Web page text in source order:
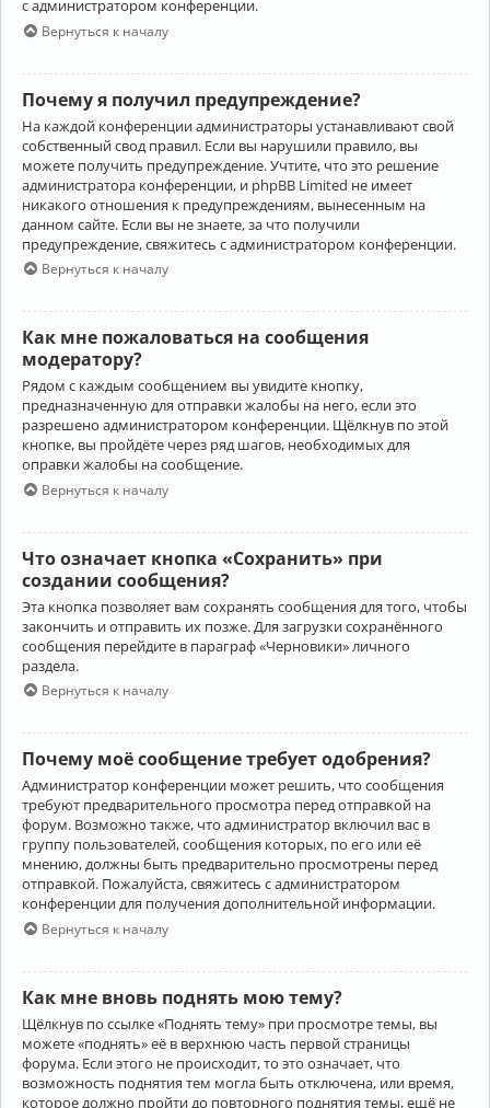
с администратором конференции.
Вернуться к началу
Почему я получил предупреждение?
На каждой конференции администраторы устанавливают свой
собственный свод правил. Если вы нарушили правило, вы
можете получить предупреждение. Учтите, что это решение
администратора конференции, и phpBB Limited не имеет
никакого отношения к предупреждениям, вынесенным на
данном сайте. Если вы не знаете, за что получили
предупреждение, свяжитесь с администратором конференции.
Вернуться к началу
Как мне пожаловаться на сообщения
модератору?
Рядом с каждым сообщением вы увидите кнопку,
предназначенную для отправки жалобы на него, если это
разрешено администратором конференции. Щёлкнув по этой
кнопке, вы пройдёте через ряд шагов, необходимых для
оправки жалобы на сообщение.
Вернуться к началу
Что означает кнопка «Сохранить» при
создании сообщения?
Эта кнопка позволяет вам сохранять сообщения для того, чтобы
закончить и отправить их позже. Для загрузки сохранённого
сообщения перейдите в параграф «Черновики» личного
раздела.
Вернуться к началу
Почему моё сообщение требует одобрения?
Администратор конференции может решить, что сообщения
требуют предварительного просмотра перед отправкой на
форум. Возможно также, что администратор включил вас в
группу пользователей, сообщения которых, по его или её
мнению, должны быть предварительно просмотрены перед
отправкой. Пожалуйста, свяжитесь с администратором
конференции для получения дополнительной информации.
Вернуться к началу
Как мне вновь поднять мою тему?
Щёлкнув по ссылке «Поднять тему» при просмотре темы, вы
можете «поднять» её в верхнюю часть первой страницы
форума. Если этого не происходит, то это означает, что
возможность поднятия тем могла быть отключена, или время,
которое должно пройти до повторного поднятия темы, ещё не